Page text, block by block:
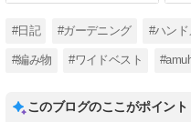
#日記 #ガーデニング #ハンド
#編み物 #ワイドベスト
このブログのここがポイント